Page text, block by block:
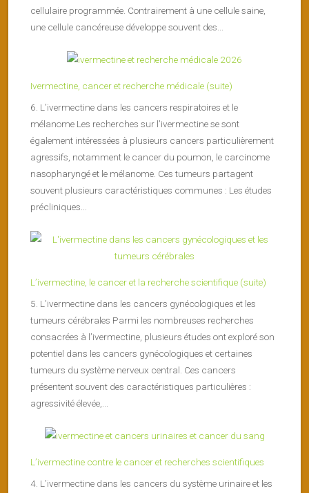
cellulaire programmée. Contrairement à une cellule saine,
une cellule cancéreuse développe souvent des...
Ivermectine, cancer et recherche médicale (suite)
6. L’ivermectine dans les cancers respiratoires et le
mélanome Les recherches sur l’ivermectine se sont
également intéressées à plusieurs cancers particulièrement
agressifs, notamment le cancer du poumon, le carcinome
nasopharyngé et le mélanome. Ces tumeurs partagent
souvent plusieurs caractéristiques communes : Les études
précliniques...
L’ivermectine, le cancer et la recherche scientifique (suite)
5. L’ivermectine dans les cancers gynécologiques et les
tumeurs cérébrales Parmi les nombreuses recherches
consacrées à l’ivermectine, plusieurs études ont exploré son
potentiel dans les cancers gynécologiques et certaines
tumeurs du système nerveux central. Ces cancers
présentent souvent des caractéristiques particulières :
agressivité élevée,...
L’ivermectine contre le cancer et recherches scientifiques
4. L’ivermectine dans les cancers du système urinaire et les